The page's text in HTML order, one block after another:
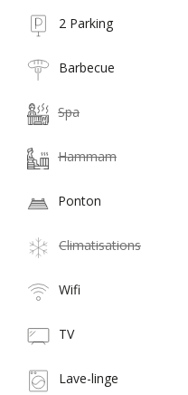
2 Parking
Barbecue
Spa
Hammam
Ponton
Climatisations
Wifi
TV
Lave-linge